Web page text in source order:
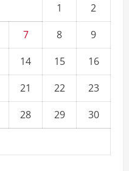
1
2
7 8
9
14 15
16
21 22
23
28 29
30